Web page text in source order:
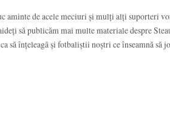
aminte de acele meciuri și mulți alți suporteri
să publicăm mai multe materiale despre
să înțeleagă și fotbaliștii noștri ce înseamnă să